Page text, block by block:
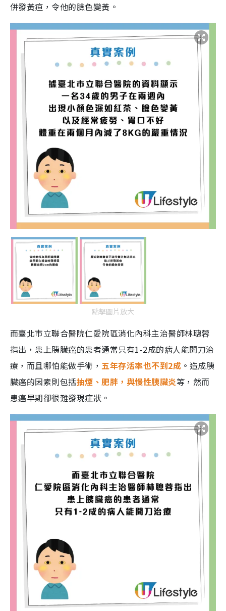
併發黃疸，令他的臉色變黃。
點擊圖片放大
而臺北市立聯合醫院仁愛院區消化內科主治醫師林聰蓉
指出，患上胰臟癌的患者通常只有1-2成的病人能開刀治
療，而且哪怕能做手術，五年存活率也不到2成 。造成胰
臟癌的因素則包括抽煙、肥胖，與慢性胰臟炎等，然而
患癌早期卻很難發現症狀。